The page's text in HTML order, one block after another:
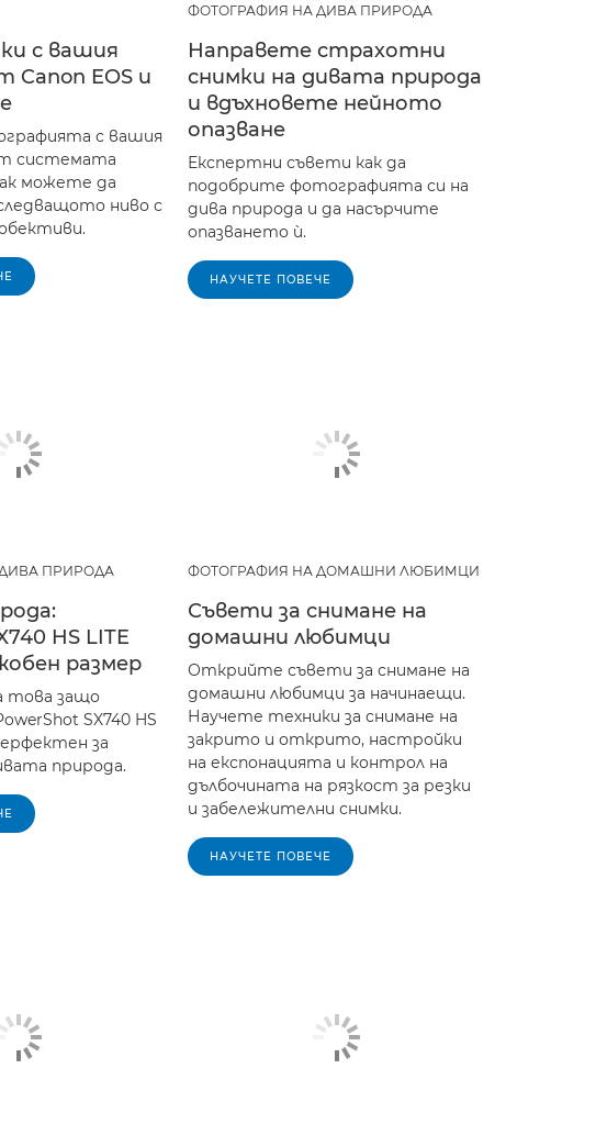
с вашия
EOS и
с вашия
системата
можете да
ниво с
ФОТОГРАФИЯ НА ДИВА ПРИРОДА
Направете страхотни
снимки на дивата природа
и вдъхновете нейното
опазване
Експертни съвети как да
подобрите фотографията си на
дива природа и да насърчите
опазването ѝ.
НАУЧЕТЕ ПОВЕЧЕ
ПРИРОДА
HS LITE
размер
това защо
SX740 HS
за
природа.
ФОТОГРАФИЯ НА ДОМАШНИ ЛЮБИМЦИ
Съвети за снимане на
домашни любимци
Открийте съвети за снимане на
домашни любимци за начинаещи.
Научете техники за снимане на
закрито и открито, настройки
на експонацията и контрол на
дълбочината на рязкост за резки
и забележителни снимки.
НАУЧЕТЕ ПОВЕЧЕ